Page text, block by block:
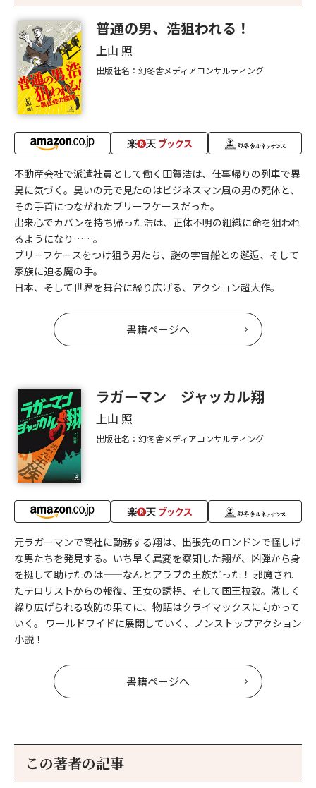
普通の男、浩狙われる！
上山 照
出版社名：幻冬舎メディアコンサルティング
不動産会社で派遣社員として働く田賀浩は、仕事帰りの列車で異
臭に気づく。臭いの元で見たのはビジネスマン風の男の死体と、
その手首につながれたブリーフケースだった。
出来心でカバンを持ち帰った浩は、正体不明の組織に命を狙われ
るようになり……。
ブリーフケースをつけ狙う男たち、謎の宇宙船との邂逅、そして
家族に迫る魔の手。
日本、そして世界を舞台に繰り広げる、アクション超大作。
書籍ページへ
ラガーマン ジャッカル翔
上山 照
出版社名：幻冬舎メディアコンサルティング
元ラガーマンで商社に勤務する翔は、出張先のロンドンで怪しげ
な男たちを発見する。いち早く異変を察知した翔が、凶弾から身
を挺して助けたのは——なんとアラブの王族だった！ 邪魔され
たテロリストからの報復、王女の誘拐、そして国王拉致。激しく
繰り広げられる攻防の果てに、物語はクライマックスに向かって
いく。 ワールドワイドに展開していく、ノンストップアクション
小説！
書籍ページへ
この著者の記事